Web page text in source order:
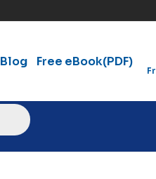
Blog Free eBook(PDF)